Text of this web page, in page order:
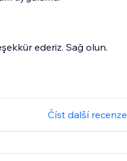
ederiz. Sağ olun.
Číst další recenze